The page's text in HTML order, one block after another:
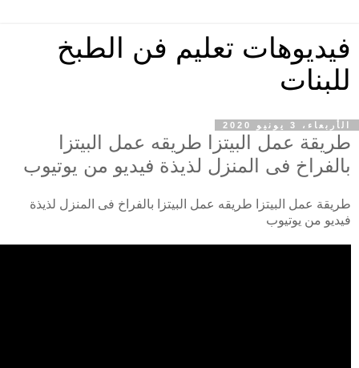
فيديوهات تعليم فن الطبخ
للبنات
الأربعاء، 3 يونيو 2020
طريقة عمل البيتزا طريقه عمل البيتزا
بالفراخ فى المنزل لذيذة فيديو من يوتيوب
طريقة عمل البيتزا طريقه عمل البيتزا بالفراخ فى المنزل لذيذة
فيديو من يوتيوب